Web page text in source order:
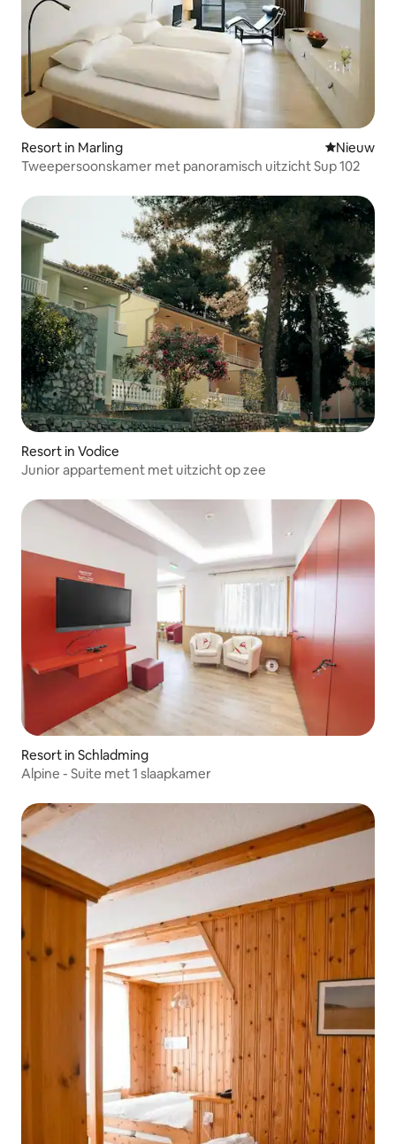
Resort in Marling Nieuwe
Nieuw
Tweepersoonskamer met panoramisch uitzicht Sup 102
Resort in Vodice
Junior appartement met uitzicht op zee
Resort in Schladming
Alpine - Suite met 1 slaapkamer